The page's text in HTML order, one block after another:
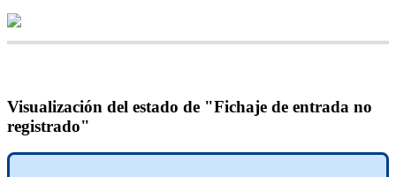
Visualización del estado de "Fichaje de entrada no
registrado"